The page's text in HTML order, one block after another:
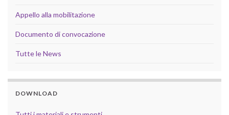
Appello alla mobilitazione
Documento di convocazione
Tutte le News
DOWNLOAD